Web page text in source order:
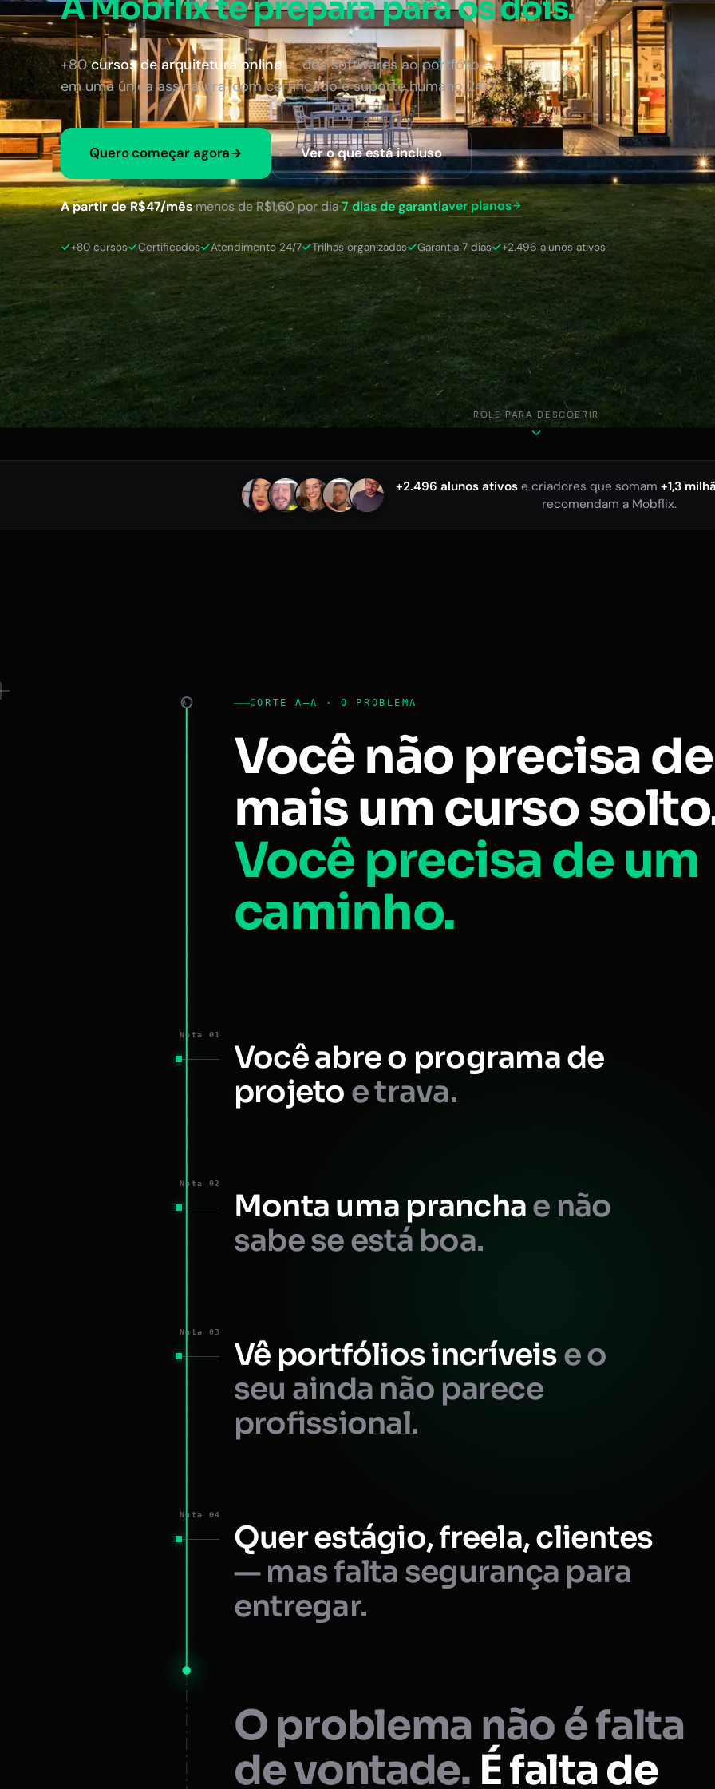
+80cursos de arquitetura online— dos softwares ao portfólio —
em uma única assinatura, com certificado e suporte humano 24/7.
Quero começar agora Ver o que está incluso
A partir de R$47/mês·menos de R$1,60 por dia·7 dias de garantiaver planos
+80 cursos Certificados Atendimento 24/7 Trilhas organizadas Garantia 7 dias +2.496 alunos ativos
ROLE PARA DESCOBRIR
+2.496 alunos ativose criadores que somam +1,3
recomendam a Mobflix.
A CORTE A–A · O PROBLEMA
Você não precisa de
mais um curso
Você precisa de um
caminho.
Nota 01
Você abre o programa de
projeto e trava.
Nota 02
Monta uma pranchae não
sabe se está boa.
Nota 03
Vê portfólios incríveise o
seu ainda não parece
profissional.
Nota 04
Quer estágio, freela, clientes
— mas falta segurança para
entregar.
O problema não é falta
de vontade. É falta de